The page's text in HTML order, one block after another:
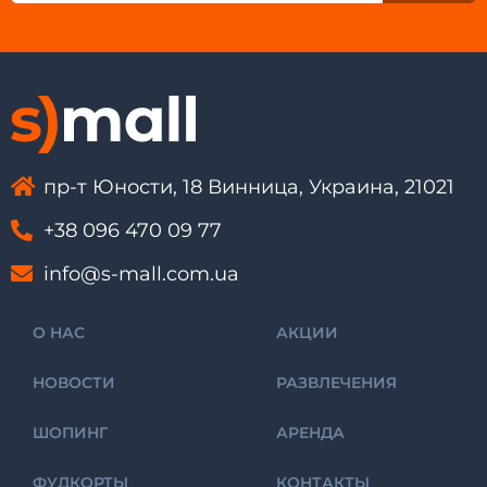
пр-т Юности, 18 Винница, Украина, 21021
+38 096 470 09 77
info@s-mall.com.ua
О НАС
НОВОСТИ
ШОПИНГ
ФУДКОРТЫ
АКЦИИ
РАЗВЛЕЧЕНИЯ
АРЕНДА
КОНТАКТЫ